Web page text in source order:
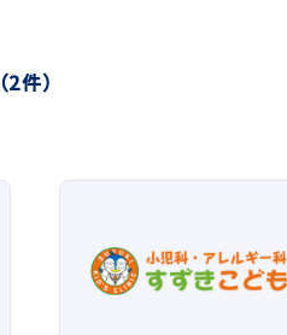
（2件）